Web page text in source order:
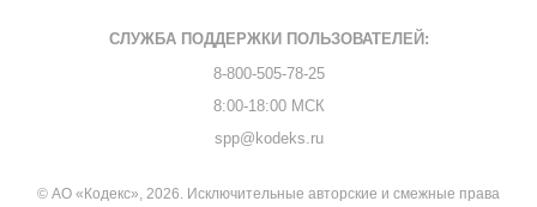
СЛУЖБА ПОДДЕРЖКИ ПОЛЬЗОВАТЕЛЕЙ:
8-800-505-78-25
8:00-18:00 МСК
spp@kodeks.ru
© АО «Кодекс», 2026. Исключительные авторские и смежные права